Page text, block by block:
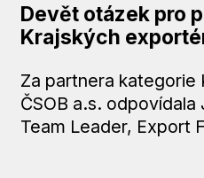
Devět otázek pro
Krajských
Za partnera kategorie
ČSOB a.s. odpovídala
Team Leader, Export